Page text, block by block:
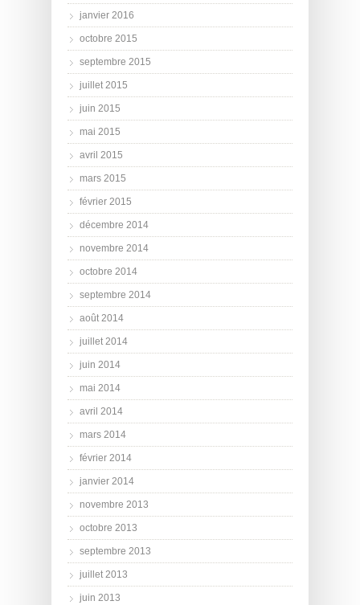
janvier 2016
octobre 2015
septembre 2015
juillet 2015
juin 2015
mai 2015
avril 2015
mars 2015
février 2015
décembre 2014
novembre 2014
octobre 2014
septembre 2014
août 2014
juillet 2014
juin 2014
mai 2014
avril 2014
mars 2014
février 2014
janvier 2014
novembre 2013
octobre 2013
septembre 2013
juillet 2013
juin 2013